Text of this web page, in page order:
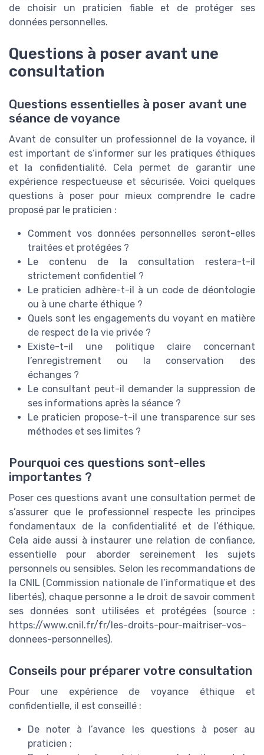
de choisir un praticien fiable et de protéger ses
données personnelles.
Questions à poser avant une
consultation
Questions essentielles à poser avant une
séance de voyance
Avant de consulter un professionnel de la voyance, il
est important de s’informer sur les pratiques éthiques
et la confidentialité. Cela permet de garantir une
expérience respectueuse et sécurisée. Voici quelques
questions à poser pour mieux comprendre le cadre
proposé par le praticien :
Comment vos données personnelles seront-elles
traitées et protégées ?
Le contenu de la consultation restera-t-il
strictement confidentiel ?
Le praticien adhère-t-il à un code de déontologie
ou à une charte éthique ?
Quels sont les engagements du voyant en matière
de respect de la vie privée ?
Existe-t-il une politique claire concernant
l’enregistrement ou la conservation des
échanges ?
Le consultant peut-il demander la suppression de
ses informations après la séance ?
Le praticien propose-t-il une transparence sur ses
méthodes et ses limites ?
Pourquoi ces questions sont-elles
importantes ?
Poser ces questions avant une consultation permet de
s’assurer que le professionnel respecte les principes
fondamentaux de la confidentialité et de l’éthique.
Cela aide aussi à instaurer une relation de confiance,
essentielle pour aborder sereinement les sujets
personnels ou sensibles. Selon les recommandations de
la CNIL (Commission nationale de l’informatique et des
libertés), chaque personne a le droit de savoir comment
ses données sont utilisées et protégées (source :
https://www.cnil.fr/fr/les-droits-pour-maitriser-vos-
donnees-personnelles).
Conseils pour préparer votre consultation
Pour une expérience de voyance éthique et
confidentielle, il est conseillé :
De noter à l’avance les questions à poser au
praticien ;